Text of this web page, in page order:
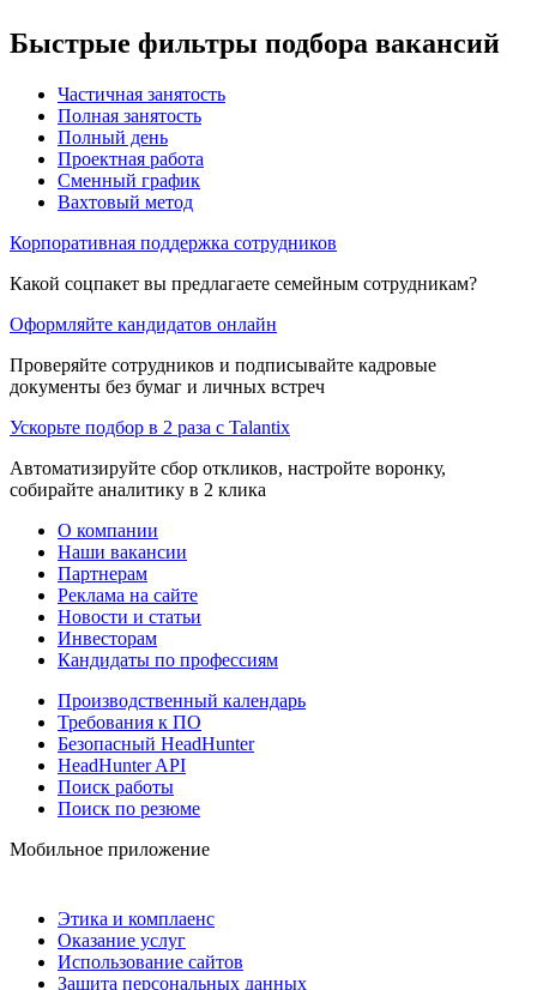
Быстрые фильтры подбора вакансий
Частичная занятость
Полная занятость
Полный день
Проектная работа
Сменный график
Вахтовый метод
Корпоративная поддержка сотрудников
Какой соцпакет вы предлагаете семейным сотрудникам?
Оформляйте кандидатов онлайн
Проверяйте сотрудников и подписывайте кадровые
документы без бумаг и личных встреч
Ускорьте подбор в 2 раза с Talantix
Автоматизируйте сбор откликов, настройте воронку,
собирайте аналитику в 2 клика
О компании
Наши вакансии
Партнерам
Реклама на сайте
Новости и статьи
Инвесторам
Кандидаты по профессиям
Производственный календарь
Требования к ПО
Безопасный HeadHunter
HeadHunter API
Поиск работы
Поиск по резюме
Мобильное приложение
Этика и комплаенс
Оказание услуг
Использование сайтов
Защита персональных данных